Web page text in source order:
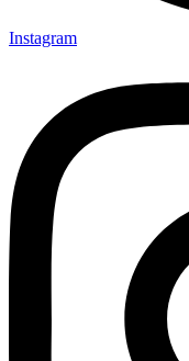
Instagram